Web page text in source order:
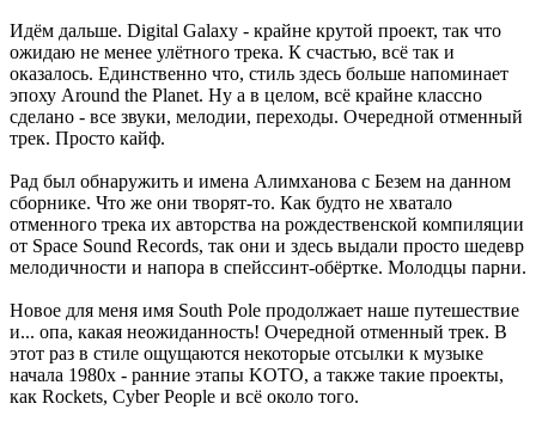
Идём дальше. Digital Galaxy - крайне крутой проект, так что
ожидаю не менее улётного трека. К счастью, всё так и
оказалось. Единственно что, стиль здесь больше напоминает
эпоху Around the Planet. Ну а в целом, всё крайне классно
сделано - все звуки, мелодии, переходы. Очередной отменный
трек. Просто кайф.
Рад был обнаружить и имена Алимханова с Безем на данном
сборнике. Что же они творят-то. Как будто не хватало
отменного трека их авторства на рождественской компиляции
от Space Sound Records, так они и здесь выдали просто шедевр
мелодичности и напора в спейссинт-обёртке. Молодцы парни.
Новое для меня имя South Pole продолжает наше путешествие
и... опа, какая неожиданность! Очередной отменный трек. В
этот раз в стиле ощущаются некоторые отсылки к музыке
начала 1980х - ранние этапы KOTO, а также такие проекты,
как Rockets, Cyber People и всё около того.